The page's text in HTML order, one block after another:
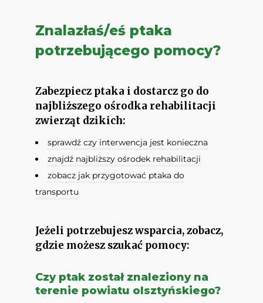
Znalazłaś/eś ptaka
potrzebującego pomocy?
Zabezpiecz ptaka i dostarcz go do
najbliższego ośrodka rehabilitacji
zwierząt dzikich:
sprawdź czy interwencja jest konieczna
znajdź najbliższy ośrodek rehabilitacji
zobacz jak przygotować ptaka do
transportu
Jeżeli potrzebujesz wsparcia, zobacz,
gdzie możesz szukać pomocy:
Czy ptak został znaleziony na
terenie powiatu olsztyńskiego?